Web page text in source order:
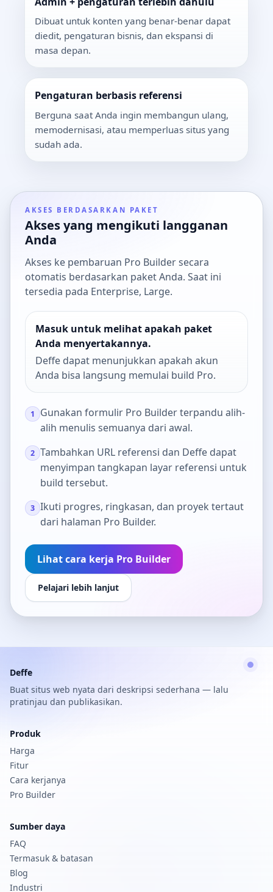
Dibuat untuk konten yang benar-benar dapat
diedit, pengaturan bisnis, dan ekspansi di
masa depan.
Pengaturan berbasis referensi
Berguna saat Anda ingin membangun ulang,
memodernisasi, atau memperluas situs yang
sudah ada.
AKSES BERDASARKAN PAKET
Akses yang mengikuti langganan
Anda
Akses ke pembaruan Pro Builder secara
otomatis berdasarkan paket Anda. Saat ini
tersedia pada Enterprise, Large.
Masuk untuk melihat apakah paket
Anda menyertakannya.
Deffe dapat menunjukkan apakah akun
Anda bisa langsung memulai build Pro.
1 Gunakan formulir Pro Builder terpandu alih-
alih menulis semuanya dari awal.
2 Tambahkan URL referensi dan Deffe dapat
menyimpan tangkapan layar referensi untuk
build tersebut.
3 Ikuti progres, ringkasan, dan proyek tertaut
dari halaman Pro Builder.
Lihat cara kerja Pro Builder
Pelajari lebih lanjut
Deffe
Buat situs web nyata dari deskripsi sederhana — lalu
pratinjau dan publikasikan.
Produk
Harga
Fitur
Cara kerjanya
Pro Builder
Sumber daya
FAQ
Termasuk & batasan
Blog
Industri